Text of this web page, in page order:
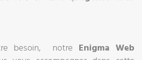
besoin, notre Enigma Web